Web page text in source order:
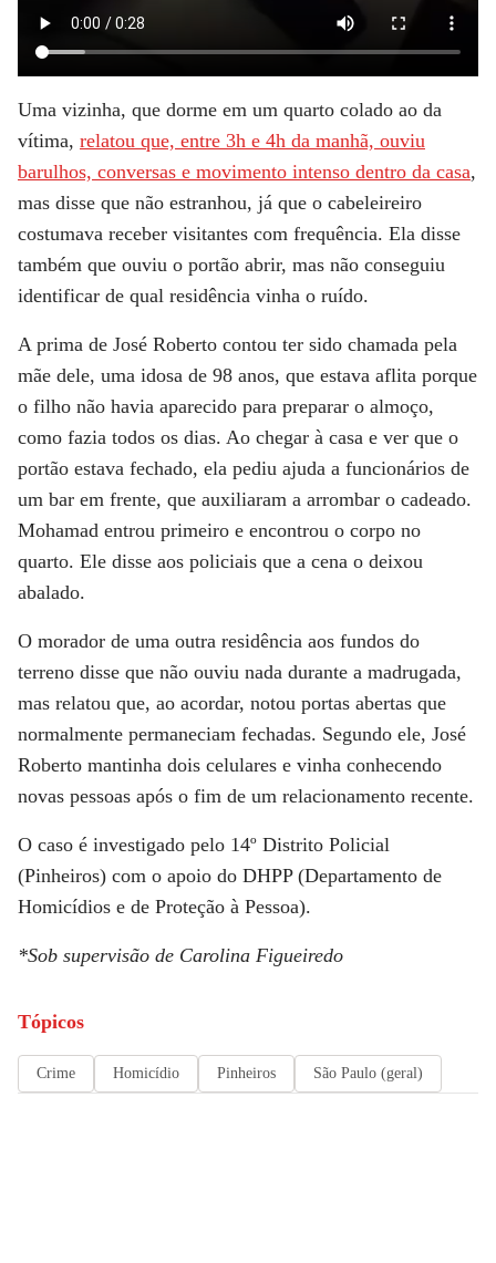
Uma vizinha, que dorme em um quarto colado ao da
vítima, relatou que, entre 3h e 4h da manhã, ouviu
barulhos, conversas e movimento intenso dentro da casa,
mas disse que não estranhou, já que o cabeleireiro
costumava receber visitantes com frequência. Ela disse
também que ouviu o portão abrir, mas não conseguiu
identificar de qual residência vinha o ruído.
A prima de José Roberto contou ter sido chamada pela
mãe dele, uma idosa de 98 anos, que estava aflita porque
o filho não havia aparecido para preparar o almoço,
como fazia todos os dias. Ao chegar à casa e ver que o
portão estava fechado, ela pediu ajuda a funcionários de
um bar em frente, que auxiliaram a arrombar o cadeado.
Mohamad entrou primeiro e encontrou o corpo no
quarto. Ele disse aos policiais que a cena o deixou
abalado.
O morador de uma outra residência aos fundos do
terreno disse que não ouviu nada durante a madrugada,
mas relatou que, ao acordar, notou portas abertas que
normalmente permaneciam fechadas. Segundo ele, José
Roberto mantinha dois celulares e vinha conhecendo
novas pessoas após o fim de um relacionamento recente.
O caso é investigado pelo 14º Distrito Policial
(Pinheiros) com o apoio do DHPP (Departamento de
Homicídios e de Proteção à Pessoa).
*Sob supervisão de Carolina Figueiredo
Tópicos
Crime Homicídio Pinheiros São Paulo (geral)